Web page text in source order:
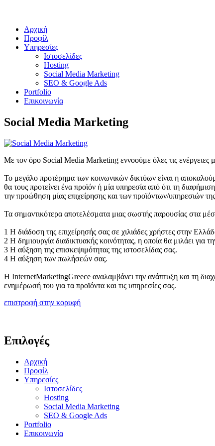
Αρχική
Προφίλ
Υπηρεσίες
Ιστοσελίδες
Hosting
Social Media Marketing
SEO & Google Ads
Portfolio
Επικοινωνία
Social Media Marketing
Με τον όρο Social Media Marketing εννοούμε όλες τις ενέργειες
Το μεγάλο προτέρημα των κοινωνικών δικτύων είναι η
θα τους προτείνει ένα προϊόν ή μία υπηρεσία από ότι τη
την προώθηση μίας επιχείρησης και των προϊόντων/υπηρεσιών
Τα σημαντικότερα αποτελέσματα μιας σωστής παρουσίας στα
1 Η διάδοση της επιχείρησής σας σε χιλιάδες χρήστες στην
2 Η δημιουργία διαδικτυακής κοινότητας, η οποία θα μιλάει για
3 Η αύξηση της επισκεψιμότητας της ιστοσελίδας σας.
4 Η αύξηση των πωλήσεών σας.
Η InternetMarketingGreece αναλαμβάνει την ανάπτυξη και τη
ενημέρωσή του για τα προϊόντα και τις υπηρεσίες σας.
επιστροφή στην κορυφή
Επιλογές
Αρχική
Προφίλ
Υπηρεσίες
Ιστοσελίδες
Hosting
Social Media Marketing
SEO & Google Ads
Portfolio
Επικοινωνία